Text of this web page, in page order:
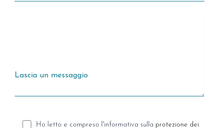
Ho letto e compreso l'informativa sulla protezione dei